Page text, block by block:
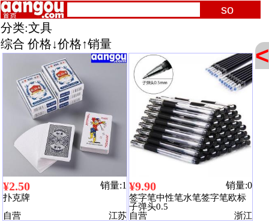
<
分类:文具
综合 价格↓价格↑销量
¥2.50 销量:1
扑克牌
自营
江苏
¥9.90 销量:0
签字笔中性笔水笔签字笔欧标
子弹头0.5
自营
浙江